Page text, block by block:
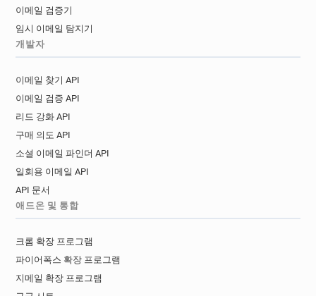
이메일 검증기
임시 이메일 탐지기
개발자
이메일 찾기 API
이메일 검증 API
리드 강화 API
구매 의도 API
소셜 이메일 파인더 API
일회용 이메일 API
API 문서
애드온 및 통합
크롬 확장 프로그램
파이어폭스 확장 프로그램
지메일 확장 프로그램